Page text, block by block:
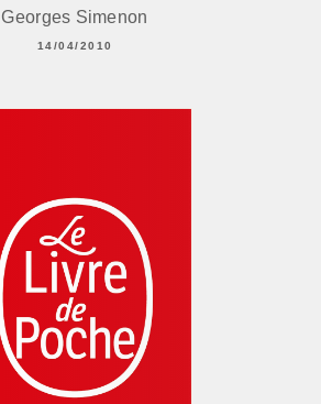
Georges Simenon
14/04/2010